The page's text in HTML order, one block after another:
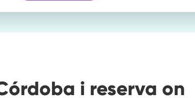
i reserva on